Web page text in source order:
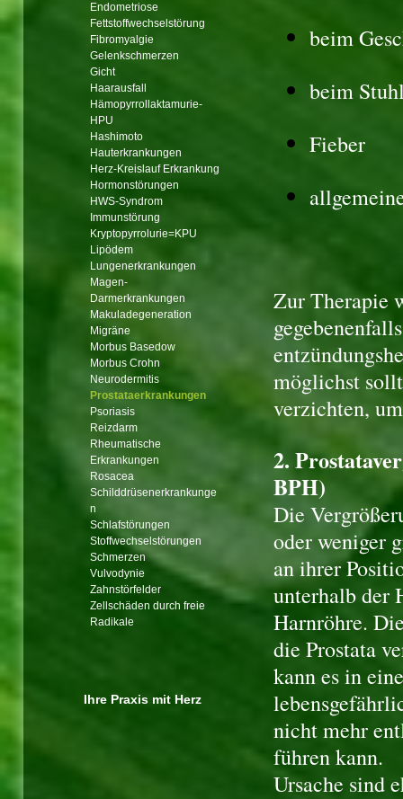
beim
beim
Fieber
Zur Therapie
möglichst
verzichten,
2.
BPH)
Die
oder weniger
an ihrer
unterhalb der
Harnröhre.
die Prostata
kann es in
nicht mehr
führen kann.
Ursache sind
Endometriose
Fettstoffwechselstörung
Fibromyalgie
Gelenkschmerzen
Gicht
Haarausfall
Hämopyrrollaktamurie-
HPU
Hashimoto
Hauterkrankungen
Herz-Kreislauf Erkrankung
Hormonstörungen
HWS-Syndrom
Immunstörung
Kryptopyrrolurie=KPU
Lipödem
Lungenerkrankungen
Magen-
Darmerkrankungen
Makuladegeneration
Migräne
Morbus Basedow
Morbus Crohn
Neurodermitis
Prostataerkrankungen
Psoriasis
Reizdarm
Rheumatische
Erkrankungen
Rosacea
Schilddrüsenerkrankunge
n
Schlafstörungen
Stoffwechselstörungen
Schmerzen
Vulvodynie
Zahnstörfelder
Zellschäden durch freie
Radikale
Ihre Praxis mit Herz